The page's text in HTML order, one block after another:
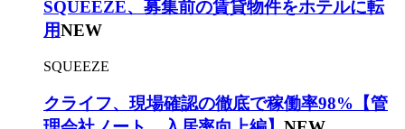
SQUEEZE、募集前の賃貸物件をホテルに転
用NEW
SQUEEZE
クライフ、現場確認の徹底で稼働率98%【管